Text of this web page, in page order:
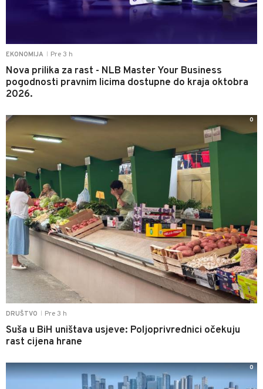
EKONOMIJA Pre 3 h
Nova prilika za rast - NLB Master Your Business
pogodnosti pravnim licima dostupne do kraja oktobra
2026.
DRUŠTVO Pre 3 h
Suša u BiH uništava usjeve: Poljoprivrednici očekuju
rast cijena hrane
0
0